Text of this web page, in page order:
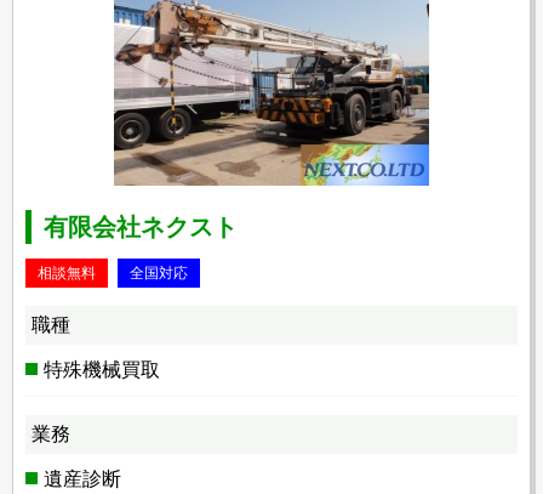
有限会社ネクスト
相談無料 全国対応
職種
特殊機械買取
業務
遺産診断